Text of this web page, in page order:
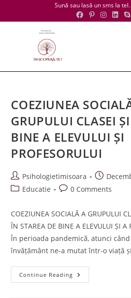
Sună sau lasă un sms la
COEZIUNEA
GRUPULUI CLASEI
BINE A ELEVULUI ȘI
PROFESORULUI
Post
author:
Psihologietimisoara
Post
published:
PostEducatie
Post0 Comments
COEZIUNEA SOCIALĂ A GRUPULUI
ÎN STAREA DE BINE A ELEVULUI
În perioada pandemică, atunci
învățământ ne-a mutat într-o viață
Continue Reading COEZIUNEA
SOCIALĂ